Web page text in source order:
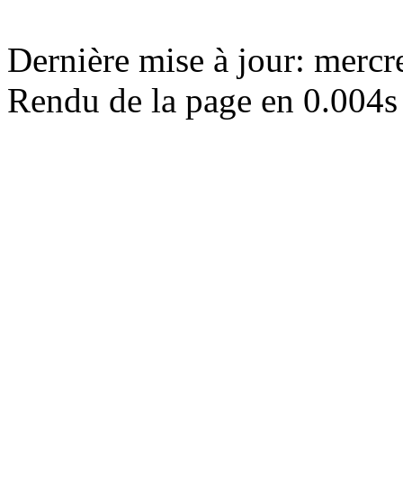
Dernière mise à jour:
Rendu de la page en 0.004s